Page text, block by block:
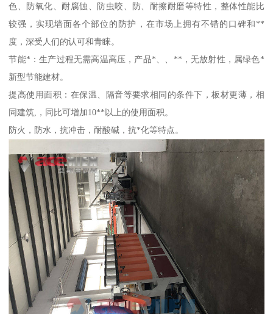
色、防氧化、耐腐蚀、防虫咬、防、耐擦耐磨等特性，整体性能比
较强，实现墙面各个部位的防护，在市场上拥有不错的口碑和**
度，深受人们的认可和青睐。
节能*：生产过程无需高温高压，产品*、、**，无放射性，属绿色*
新型节能建材。
提高使用面积：在保温、隔音等要求相同的条件下，板材更薄，相
同建筑,，同比可增加10**以上的使用面积。
防火，防水，抗冲击，耐酸碱，抗*化等特点。